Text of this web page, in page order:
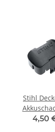
Stihl
4,50